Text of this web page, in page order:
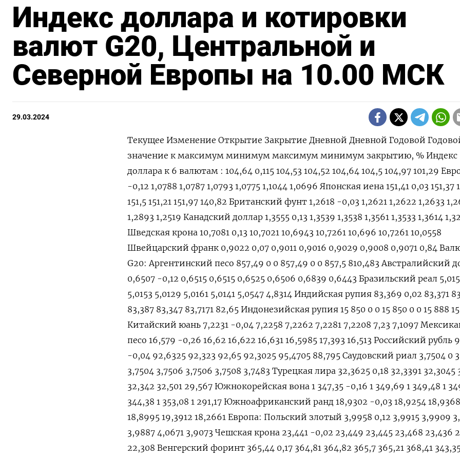
Индекс доллара и котировки
валют G20, Центральной и
Северной Европы на 10.00 МСК
29.03.2024
Текущее Изменение Открытие Закрытие Дневной Дневной Годовой Годовой значение к максимум минимум максимум минимум закрытию, % Индекс доллара к 6 валютам : 104,64 0,115 104,53 104,52 104,64 104,5 104,97 101,29 Евро 1,0774 -0,12 1,0788 1,0787 1,0793 1,0775 1,1044 1,0696 Японская иена 151,41 0,03 151,37 151,37 151,5 151,21 151,97 140,82 Британский фунт 1,2618 -0,03 1,2621 1,2622 1,2633 1,2617 1,2893 1,2519 Канадский доллар 1,3555 0,13 1,3539 1,3538 1,3561 1,3533 1,3614 1,323 Шведская крона 10,7081 0,13 10,7021 10,6943 10,7261 10,696 10,7261 10,0558 Швейцарский франк 0,9022 0,07 0,9011 0,9016 0,9029 0,9008 0,9071 0,84 Валюты G20: Аргентинский песо 857,49 0 0 857,49 0 0 857,5 810,483 Австралийский доллар 0,6507 -0,12 0,6515 0,6515 0,6525 0,6506 0,6839 0,6443 Бразильский реал 5,0153 0,05 5,0153 5,0129 5,0161 5,0141 5,0547 4,8314 Индийская рупия 83,369 0,02 83,371 83,352 83,387 83,347 83,7171 82,65 Индонезийская рупия 15 850 0 0 15 850 0 0 15 888 15 450 Китайский юань 7,2231 -0,04 7,2258 7,2262 7,2281 7,2208 7,23 7,1097 Мексиканский песо 16,579 -0,26 16,62 16,622 16,631 16,5985 17,393 16,513 Российский рубль 92,2875 -0,04 92,6325 92,323 92,65 92,3025 95,4705 88,795 Саудовский риал 3,7504 0 3,7505 3,7504 3,7506 3,7506 3,7508 3,7483 Турецкая лира 32,3625 0,18 32,3391 32,3045 32,4877 32,342 32,501 29,567 Южнокорейская вона 1 347,35 -0,16 1 349,69 1 349,48 1 349,83 1 344,38 1 353,08 1 291,17 Южноафриканский ранд 18,9302 -0,03 18,9254 18,9368 18,9513 18,8995 19,3912 18,2661 Европа: Польский злотый 3,9958 0,12 3,9915 3,9909 3,998 3,9887 4,0671 3,9073 Чешская крона 23,441 -0,02 23,449 23,445 23,468 23,436 23,774 22,308 Венгерский форинт 365,44 0,17 364,81 364,82 365,7 365,21 368,41 343,35 Норвежская крона 10,8638 0,12 10,8454 10,8513